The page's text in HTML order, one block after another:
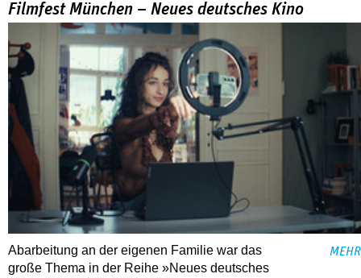
Filmfest München – Neues deutsches Kino
Abarbeitung an der eigenen Familie war das
große Thema in der Reihe »Neues deutsches
MEHR